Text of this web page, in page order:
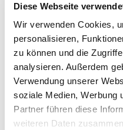
Diese Webseite
Wir verwenden Cookies,
personalisieren,
zu können und die
analysieren. Außerdem
Verwendung unserer
soziale Medien, Werbung
Partner führen diese
weiteren Daten